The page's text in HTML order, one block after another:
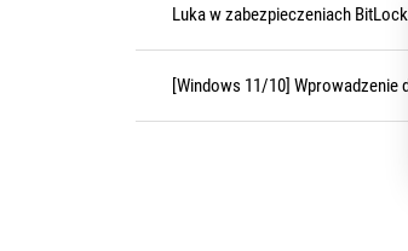
Luka w zabezpieczeniach
[Windows 11/10] Wprowadzenie